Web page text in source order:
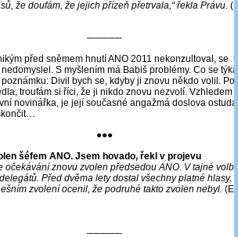
že doufám, že jejich přízeň přetrvala,“ řekla Právu.
─────
před sněmem hnutí ANO 2011 nekonzultoval, se
S myšlením má Babiš problémy. Co se
Divil bych se, kdyby ji znovu někdo volil.
troufám si říci, že ji nikdo znovu nezvolí. Vzhledem
novinářka, je její současné angažmá doslova
●●●
šéfem ANO. Jsem hovado, řekl v projevu
očekávání znovu zvolen předsedou ANO. V tajné
Před dvěma lety dostal všechny platné hlasy,
zvolení ocenil, že podruhé takto zvolen nebyl.
─────